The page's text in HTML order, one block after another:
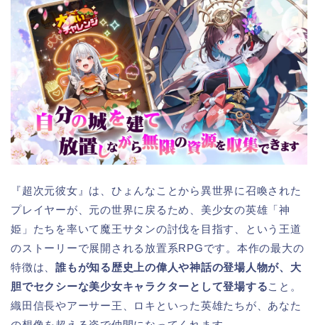
『超次元彼女』は、ひょんなことから異世界に召喚された
プレイヤーが、元の世界に戻るため、美少女の英雄「神
姫」たちを率いて魔王サタンの討伐を目指す、という王道
のストーリーで展開される放置系RPGです。本作の最大の
特徴は、誰もが知る歴史上の偉人や神話の登場人物が、大
胆でセクシーな美少女キャラクターとして登場すること。
織田信長やアーサー王、ロキといった英雄たちが、あなた